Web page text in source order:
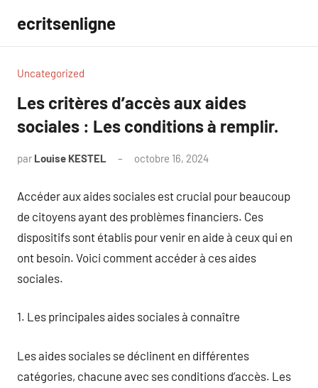
contenu
ecritsenligne
Uncategorized
Les critères d’accès aux aides
sociales : Les conditions à remplir.
par Louise KESTEL octobre 16, 2024
Accéder aux aides sociales est crucial pour beaucoup
de citoyens ayant des problèmes financiers. Ces
dispositifs sont établis pour venir en aide à ceux qui en
ont besoin. Voici comment accéder à ces aides
sociales.
1. Les principales aides sociales à connaître
Les aides sociales se déclinent en différentes
catégories, chacune avec ses conditions d’accès. Les